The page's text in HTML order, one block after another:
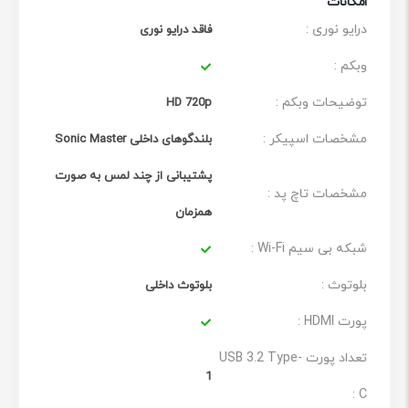
درایو نوری :
فاقد درایو نوری
وبکم :
توضیحات وبکم : HD 720p
مشخصات اسپیکر : بلندگوهای داخلی Sonic Master
مشخصات تاچ پد :
پشتیبانی از چند لمس به صورت
همزمان
شبکه بی سیم Wi-Fi :
بلوتوث : بلوتوث داخلی
پورت HDMI :
تعداد پورت USB 3.2 Type-
C :
1